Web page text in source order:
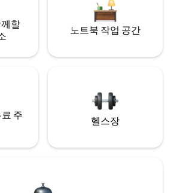
할
노트북 작업 공간
주
헬스장